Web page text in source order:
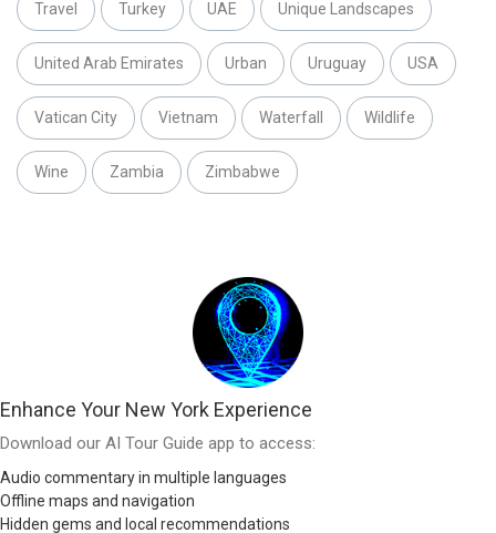
Travel Turkey UAE Unique Landscapes
United Arab Emirates Urban Uruguay USA
Vatican City Vietnam Waterfall Wildlife
Wine Zambia Zimbabwe
Enhance Your New York Experience
Download our AI Tour Guide app to access:
Audio commentary in multiple languages
Offline maps and navigation
Hidden gems and local recommendations